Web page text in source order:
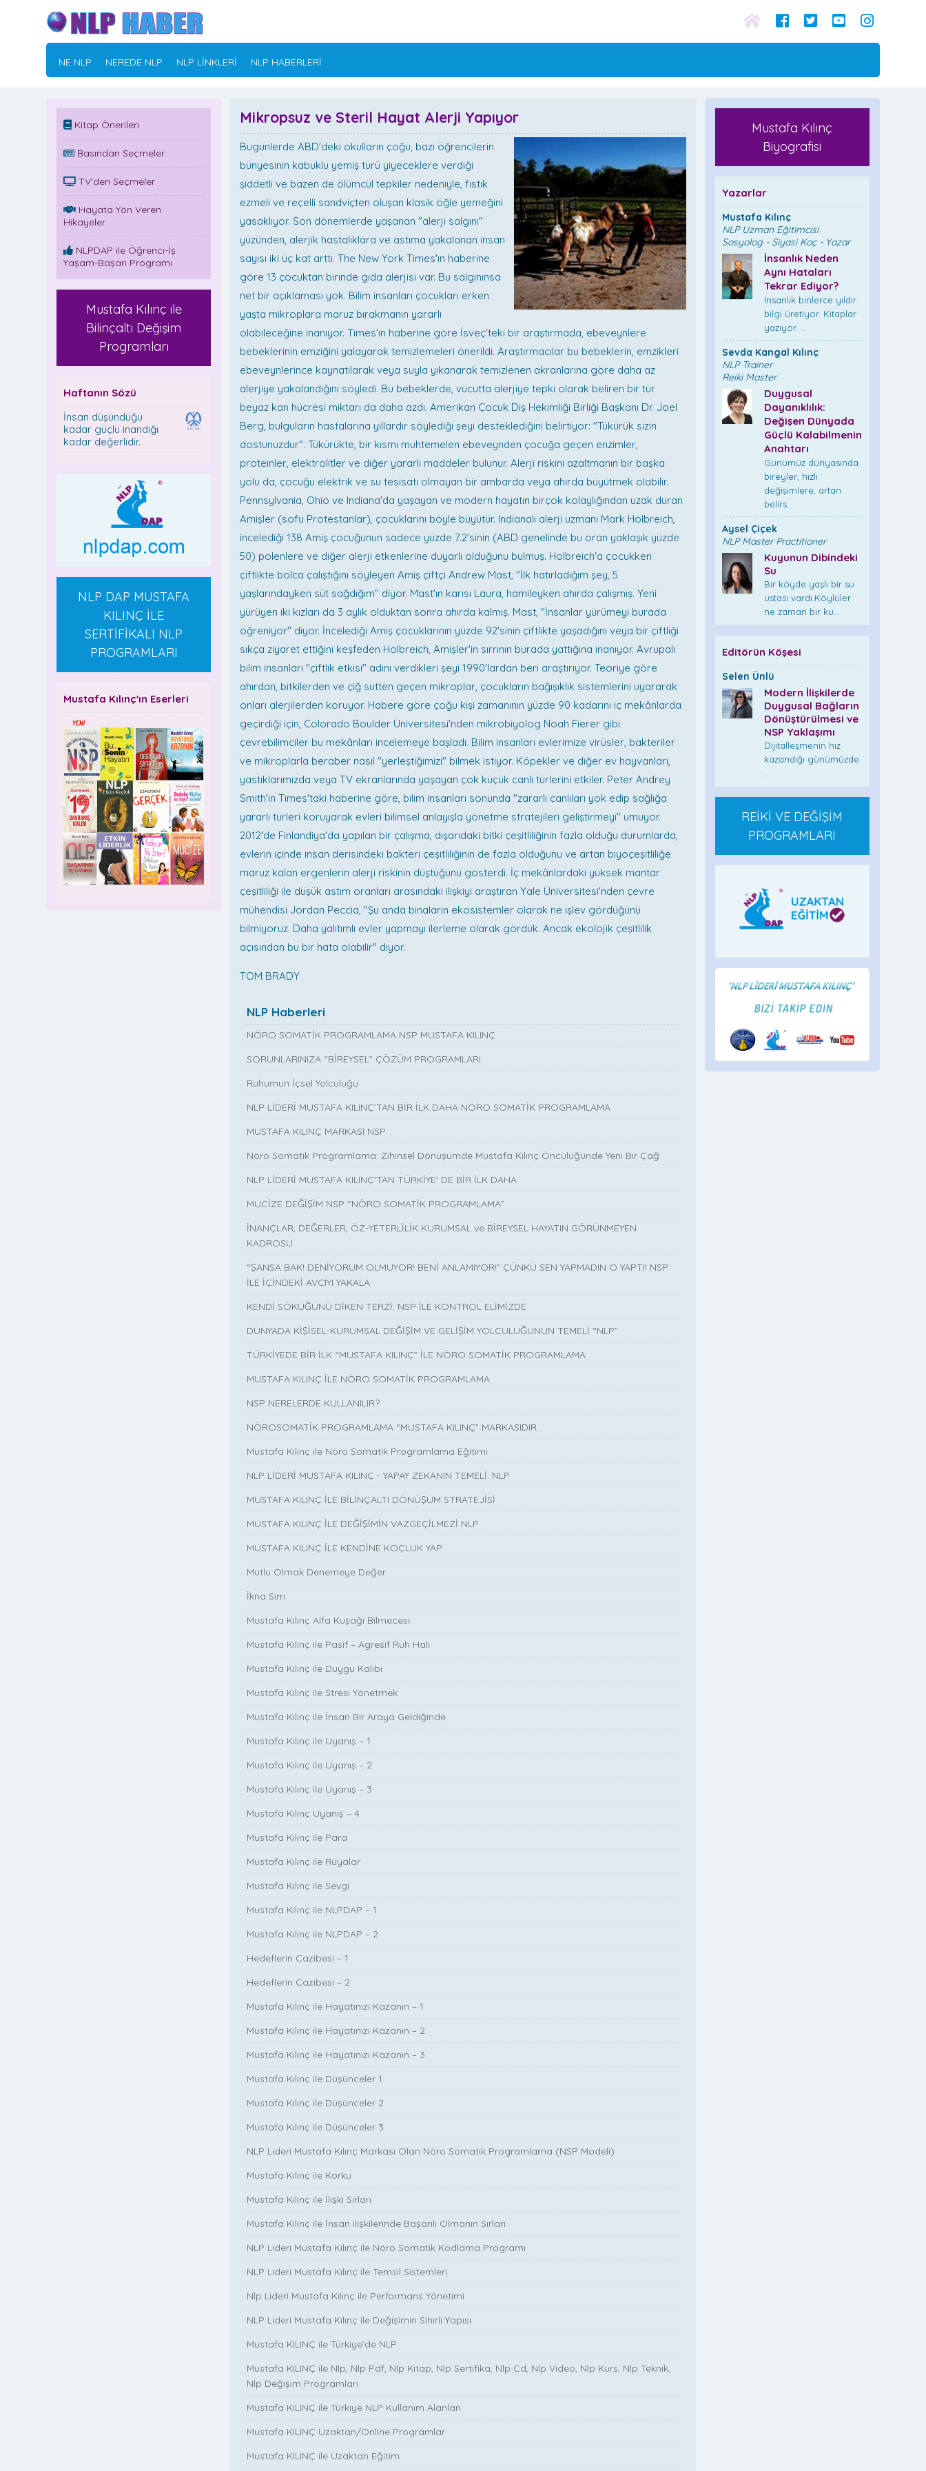
NE NLP NEREDE NLP NLP LİNKLERİ NLP HABERLERİ
Kitap Önerileri
Basından Seçmeler
TV'den Seçmeler
Hayata Yön Veren
Hikayeler
NLPDAP ile Öğrenci-İş
Yaşam-Başarı Programı
Mustafa Kılınç ile
Bilinçaltı Değişim
Programları
Haftanın Sözü
İnsan düşündüğü
kadar güçlü inandığı
kadar değerlidir.
NLP DAP MUSTAFA
KILINÇ İLE
SERTİFİKALI NLP
PROGRAMLARI
Mustafa Kılınç'ın Eserleri
Mikropsuz ve Steril Hayat Alerji Yapıyor
Bugünlerde ABD'deki okulların çoğu, bazı öğrencilerin
bünyesinin kabuklu yemiş türü yiyeceklere verdiği
şiddetli ve bazen de ölümcül tepkiler nedeniyle, fıstık
ezmeli ve reçelli sandviçten oluşan klasik öğle yemeğini
yasaklıyor. Son dönemlerde yaşanan "alerji salgını"
yüzünden, alerjik hastalıklara ve astıma yakalanan insan
sayısı iki üç kat arttı. The New York Times'ın haberine
göre 13 çocuktan birinde gıda alerjisi var. Bu salgınınsa
net bir açıklaması yok. Bilim insanları çocukları erken
yaşta mikroplara maruz bırakmanın yararlı
olabileceğine inanıyor. Times'ın haberine göre İsveç'teki bir araştırmada, ebeveynlere
bebeklerinin emziğini yalayarak temizlemeleri önerildi. Araştırmacılar bu bebeklerin, emzikleri
ebeveynlerince kaynatılarak veya suyla yıkanarak temizlenen akranlarına göre daha az
alerjiye yakalandığını söyledi. Bu bebeklerde, vücutta alerjiye tepki olarak beliren bir tür
beyaz kan hücresi miktarı da daha azdı. Amerikan Çocuk Diş Hekimliği Birliği Başkanı Dr. Joel
Berg, bulguların hastalarına yıllardır söylediği şeyi desteklediğini belirtiyor: "Tükürük sizin
dostunuzdur". Tükürükte, bir kısmı muhtemelen ebeveynden çocuğa geçen enzimler,
proteinler, elektrolitler ve diğer yararlı maddeler bulunur. Alerji riskini azaltmanın bir başka
yolu da, çocuğu elektrik ve su tesisatı olmayan bir ambarda veya ahırda büyütmek olabilir.
Pennsylvania, Ohio ve Indiana'da yaşayan ve modern hayatın birçok kolaylığından uzak duran
Amişler (sofu Protestanlar), çocuklarını böyle büyütür. Indianalı alerji uzmanı Mark Holbreich,
incelediği 138 Amiş çocuğunun sadece yüzde 7.2'sinin (ABD genelinde bu oran yaklaşık yüzde
50) polenlere ve diğer alerji etkenlerine duyarlı olduğunu bulmuş. Holbreich'a çocukken
çiftlikte bolca çalıştığını söyleyen Amiş çiftçi Andrew Mast, "İlk hatırladığım şey, 5
yaşlarındayken süt sağdığım" diyor. Mast'ın karısı Laura, hamileyken ahırda çalışmış. Yeni
yürüyen iki kızları da 3 aylık olduktan sonra ahırda kalmış. Mast, "İnsanlar yürümeyi burada
öğreniyor" diyor. İncelediği Amiş çocuklarının yüzde 92'sinin çiftlikte yaşadığını veya bir çiftliği
sıkça ziyaret ettiğini keşfeden Holbreich, Amişler'in sırrının burada yattığına inanıyor. Avrupalı
bilim insanları "çiftlik etkisi" adını verdikleri şeyi 1990'lardan beri araştırıyor. Teoriye göre
ahırdan, bitkilerden ve çiğ sütten geçen mikroplar, çocukların bağışıklık sistemlerini uyararak
onları alerjilerden koruyor. Habere göre çoğu kişi zamanının yüzde 90 kadarını iç mekânlarda
geçirdiği için, Colorado Boulder Üniversitesi'nden mikrobiyolog Noah Fierer gibi
çevrebilimciler bu mekânları incelemeye başladı. Bilim insanları evlerimize virüsler, bakteriler
ve mikroplarla beraber nasıl "yerleştiğimizi" bilmek istiyor. Köpekler ve diğer ev hayvanları,
yastıklarımızda veya TV ekranlarında yaşayan çok küçük canlı türlerini etkiler. Peter Andrey
Smith'in Times'taki haberine göre, bilim insanları sonunda "zararlı canlıları yok edip sağlığa
yararlı türleri koruyarak evleri bilimsel anlayışla yönetme stratejileri geliştirmeyi" umuyor.
2012'de Finlandiya'da yapılan bir çalışma, dışarıdaki bitki çeşitliliğinin fazla olduğu durumlarda,
evlerin içinde insan derisindeki bakteri çeşitliliğinin de fazla olduğunu ve artan biyoçeşitliliğe
maruz kalan ergenlerin alerji riskinin düştüğünü gösterdi. İç mekânlardaki yüksek mantar
çeşitliliği ile düşük astım oranları arasındaki ilişkiyi araştıran Yale Üniversitesi'nden çevre
mühendisi Jordan Peccia, "Şu anda binaların ekosistemler olarak ne işlev gördüğünü
bilmiyoruz. Daha yalıtımlı evler yapmayı ilerleme olarak gördük. Ancak ekolojik çeşitlilik
açısından bu bir hata olabilir" diyor.
TOM BRADY
NLP Haberleri
NÖRO SOMATİK PROGRAMLAMA NSP MUSTAFA KILINÇ
SORUNLARINIZA “BİREYSEL” ÇÖZÜM PROGRAMLARI
Ruhumun İçsel Yolculuğu
NLP LİDERİ MUSTAFA KILINÇ’TAN BİR İLK DAHA NÖRO SOMATİK PROGRAMLAMA
MUSTAFA KILINÇ MARKASI NSP
Nöro Somatik Programlama: Zihinsel Dönüşümde Mustafa Kılınç Öncülüğünde Yeni Bir Çağ
NLP LİDERİ MUSTAFA KILINÇ'TAN TÜRKİYE' DE BİR İLK DAHA
MUCİZE DEĞİŞİM NSP “NÖRO SOMATİK PROGRAMLAMA”
İNANÇLAR, DEĞERLER, ÖZ-YETERLİLİK KURUMSAL ve BİREYSEL HAYATIN GÖRÜNMEYEN
KADROSU
“ŞANSA BAK! DENİYORUM OLMUYOR! BENİ ANLAMIYOR!” ÇÜNKÜ SEN YAPMADIN O YAPTI! NSP
İLE İÇİNDEKİ AVCIYI YAKALA
KENDİ SÖKÜĞÜNÜ DİKEN TERZİ: NSP İLE KONTROL ELİMİZDE
DÜNYADA KİŞİSEL-KURUMSAL DEĞİŞİM VE GELİŞİM YOLCULUĞUNUN TEMELİ “NLP”
TÜRKİYEDE BİR İLK “MUSTAFA KILINÇ” İLE NÖRO SOMATİK PROGRAMLAMA
MUSTAFA KILINÇ İLE NÖRO SOMATİK PROGRAMLAMA
NSP NERELERDE KULLANILIR?
NÖROSOMATİK PROGRAMLAMA “MUSTAFA KILINÇ” MARKASIDIR…
Mustafa Kılınç ile Nöro Somatik Programlama Eğitimi
NLP LİDERİ MUSTAFA KILINÇ - YAPAY ZEKANIN TEMELİ: NLP
MUSTAFA KILINÇ İLE BİLİNÇALTI DÖNÜŞÜM STRATEJİSİ
MUSTAFA KILINÇ İLE DEĞİŞİMİN VAZGEÇİLMEZİ NLP
MUSTAFA KILINÇ İLE KENDİNE KOÇLUK YAP
Mutlu Olmak Denemeye Değer
İkna Sırrı
Mustafa Kılınç Alfa Kuşağı Bilmecesi
Mustafa Kılınç ile Pasif – Agresif Ruh Hali
Mustafa Kılınç ile Duygu Kalıbı
Mustafa Kılınç ile Stresi Yönetmek
Mustafa Kılınç ile İnsan Bir Araya Geldiğinde
Mustafa Kılınç ile Uyanış – 1
Mustafa Kılınç ile Uyanış – 2
Mustafa Kılınç ile Uyanış – 3
Mustafa Kılınç Uyanış – 4
Mustafa Kılınç ile Para
Mustafa Kılınç ile Rüyalar
Mustafa Kılınç ile Sevgi
Mustafa Kılınç ile NLPDAP – 1
Mustafa Kılınç ile NLPDAP – 2
Hedeflerin Cazibesi – 1
Hedeflerin Cazibesi – 2
Mustafa Kılınç ile Hayatınızı Kazanın – 1
Mustafa Kılınç ile Hayatınızı Kazanın – 2
Mustafa Kılınç ile Hayatınızı Kazanın – 3
Mustafa Kılınç ile Düşünceler 1
Mustafa Kılınç ile Düşünceler 2
Mustafa Kılınç ile Düşünceler 3
NLP Lideri Mustafa Kılınç Markası Olan Nöro Somatik Programlama (NSP Modeli)
Mustafa Kılınç ile Korku
Mustafa Kılınç ile İlişki Sırları
Mustafa Kılınç ile İnsan ilişkilerinde Başarılı Olmanın Sırları
NLP Lideri Mustafa Kılınç ile Nöro Somatik Kodlama Programı
NLP Lideri Mustafa Kılınç ile Temsil Sistemleri
Nlp Lideri Mustafa Kılınç ile Performans Yönetimi
NLP Lideri Mustafa Kılınç ile Değişimin Sihirli Yapısı
Mustafa KILINÇ ile Türkiye’de NLP
Mustafa KILINÇ ile Nlp, Nlp Pdf, Nlp Kitap, Nlp Sertifika, Nlp Cd, Nlp Video, Nlp Kurs, Nlp Teknik,
Nlp Değişim Programları
Mustafa KILINÇ ile Türkiye NLP Kullanım Alanları
Mustafa KILINÇ Uzaktan/Online Programlar
Mustafa KILINÇ ile Uzaktan Eğitim
Mustafa Kılınç
Biyografisi
Yazarlar
Mustafa Kılınç
NLP Uzman Eğitimcisi
Sosyolog - Siyasi Koç - Yazar
İnsanlık Neden
Aynı Hataları
Tekrar Ediyor?
İnsanlık binlerce yıldır
bilgi üretiyor. Kitaplar
yazıyor. ...
Sevda Kangal Kılınç
NLP Trainer
Reiki Master
Duygusal
Dayanıklılık:
Değişen Dünyada
Güçlü Kalabilmenin
Anahtarı
Günümüz dünyasında
bireyler, hızlı
değişimlere, artan
belirs...
Aysel Çiçek
NLP Master Practitioner
Kuyunun Dibindeki
Su
Bir köyde yaşlı bir su
ustası vardı.Köylüler
ne zaman bir ku...
Editörün Köşesi
Selen Ünlü
Modern İlişkilerde
Duygusal Bağların
Dönüştürülmesi ve
NSP Yaklaşımı
Dijitalleşmenin hız
kazandığı günümüzde
...
REİKİ VE DEĞİŞİM
PROGRAMLARI